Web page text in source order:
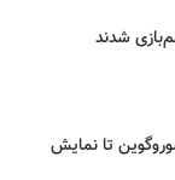
شدند
تا نمایش